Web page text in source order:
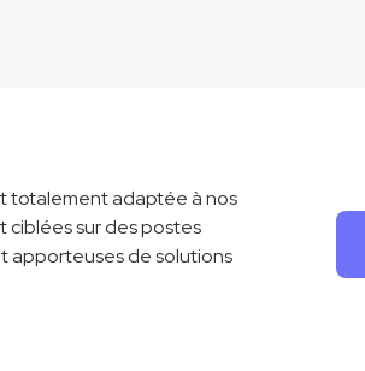
totalement adaptée à nos
ciblées sur des postes
apporteuses de solutions